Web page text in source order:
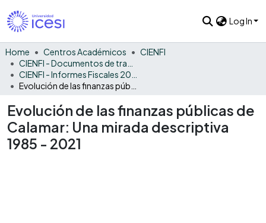
Log In
Home Centros Académicos
CIENFI
Evolución de las finanzas públicas de
Calamar: Una mirada descriptiva
1985 - 2021